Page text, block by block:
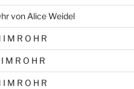
von Alice Weidel
I M R O H R
M R O H R
I M R O H R